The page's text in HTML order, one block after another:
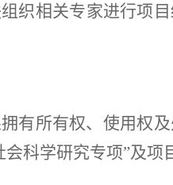
织相关专家进行项
有所有权、使用权
科学研究专项”及项